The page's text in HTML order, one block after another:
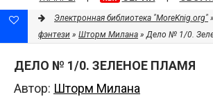
Электронная библиотека "MoreKnig.org" »
фэнтези » Шторм Милана » Дело № 1/0.
ДЕЛО № 1/0. ЗЕЛЕНОЕ ПЛАМЯ
Автор: Шторм Милана